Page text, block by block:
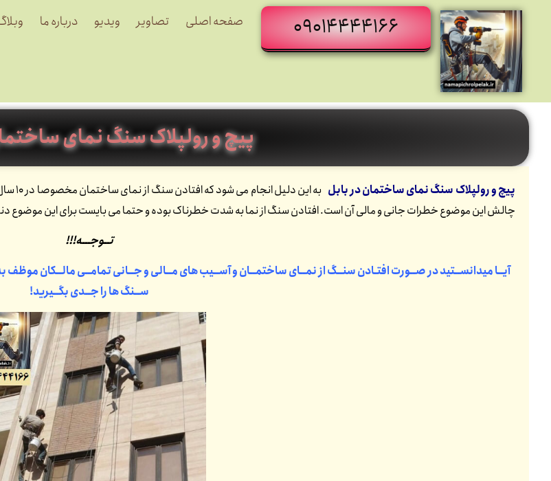
09014444166 صفحه اصلی تصاویر ویدیو درباره ما
پیچ و رولپلاک سنگ نمای
پیچ و رولپلاک سنگ نمای ساختمان در بابل
به
چالش این موضوع خطرات جانی و مالی آن است. افتادن سنگ از نما به شدت خطرناک بوده و حتما می بایست برای این موضوع
تــوجـــه!!!
آیــا میدانســتید در صــورت افتـادن سنــگ از نمــای ساختمــان و آســیب های مــالی و جــانی تمامــی مالــکان
ســنگ ها را جــدی بگــیرید!